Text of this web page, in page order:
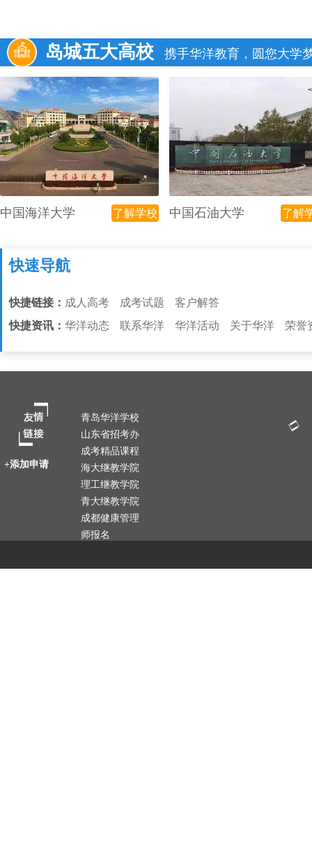
岛城五大高校 携手华洋教育，圆您大学
中国海洋大学 了解学校 中国石油大学 了解
快速导航
快捷链接： 成人高考 成考试题
客户解答
快捷资讯： 华洋动态 联系华洋 华洋活动 关于华洋 荣誉
+添加申请
青岛华洋学校
山东省招考办
成考精品课程
海大继教学院
理工继教学院
青大继教学院
成都健康管理
师报名